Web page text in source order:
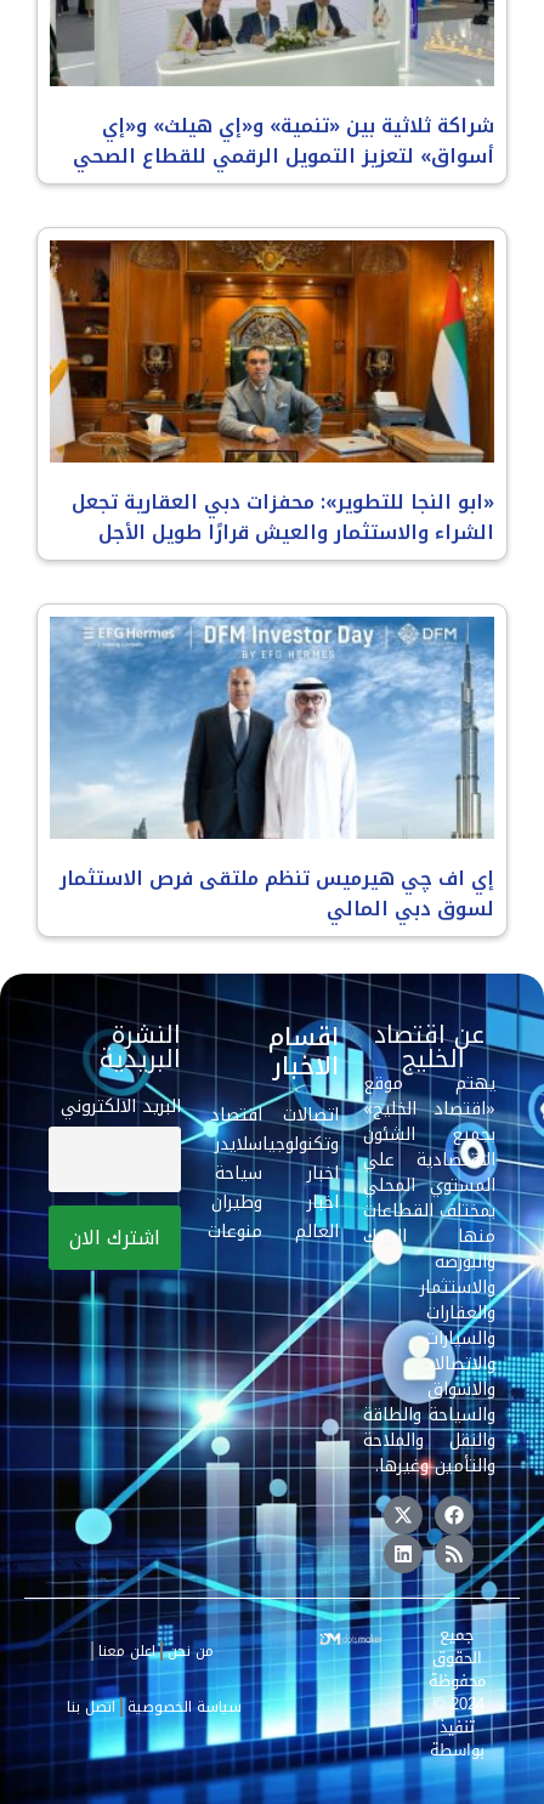
شراكة ثلاثية بين «تنمية» و«إي هيلث» و«إي
أسواق» لتعزيز التمويل الرقمي للقطاع الصحي
«ابو النجا للتطوير»: محفزات دبي العقارية تجعل
الشراء والاستثمار والعيش قرارًا طويل الأجل
إي اف چي هيرميس تنظم ملتقى فرص الاستثمار
لسوق دبي المالي
عن اقتصاد
الخليج
يهتم موقع
«اقتصاد الخليج»
بجميع الشئون
الاقتصادية علي
المستوي المحلي
بمختلف القطاعات
منها البنوك
والبورصة
والاستثمار
والعقارات
والسيارات
والاتصالات
والاسواق
والسياحة والطاقة
والنقل والملاحة
والتأمين وغيرها.
اقسام
الاخبار
اتصالات
وتكنولوجيا
اخبار
اخبار
العالم
اقتصاد
سلايدر
سياحة
وطيران
منوعات
النشرة
البريدية
البريد الالكتروني
جميع
الحقوق
محفوظة
2024 ©
تنفيذ
بواسطة
من نحن اعلن معنا
سياسة الخصوصية اتصل بنا